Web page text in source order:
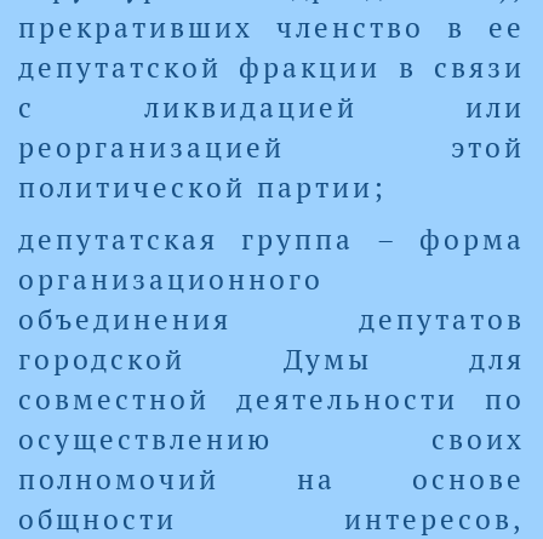
прекративших членство в ее
депутатской фракции в связи
с ликвидацией или
реорганизацией этой
политической партии;
депутатская группа – форма
организационного
объединения депутатов
городской Думы для
совместной деятельности по
осуществлению своих
полномочий на основе
общности интересов,